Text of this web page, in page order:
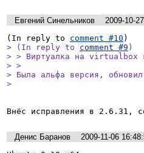
Евгений Синельников
2009-10-
(In reply to comment #10
> (In reply to comment #9 )
> > Виртуалка на virtualbox
> >
> Была альфа версия,
>
Внёс исправления в
Денис Баранов
2009-11-06